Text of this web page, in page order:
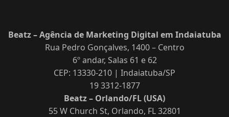
Beatz – Agência de Marketing Digital em Indaiatuba
Rua Pedro Gonçalves, 1400 – Centro
6º andar, Salas 61 e 62
CEP: 13330-210 | Indaiatuba/SP
19 3312-1877
Beatz – Orlando/FL (USA)
55 W Church St, Orlando, FL 32801